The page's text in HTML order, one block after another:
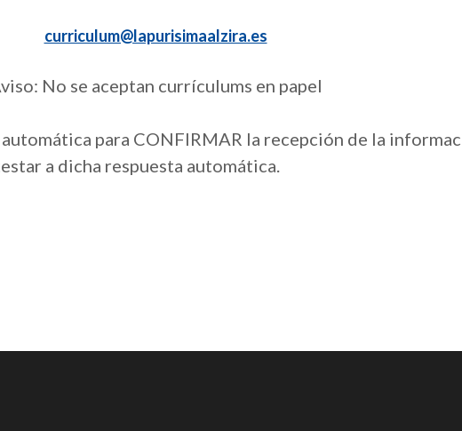
curriculum@lapurisimaalzira.es
No se aceptan currículums en papel
para CONFIRMAR la recepción de la
a dicha respuesta automática.